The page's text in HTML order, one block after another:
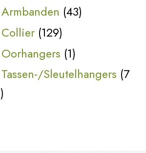
Armbanden 4343
Collier 129129
producten
Oorhangers 11
product
Tassen-/Sleutelhangers 7
7